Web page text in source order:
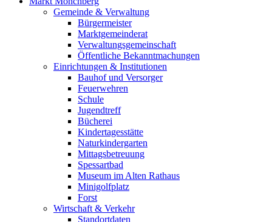
Gemeinde & Verwaltung
Bürgermeister
Marktgemeinderat
Verwaltungsgemeinschaft
Öffentliche Bekanntmachungen
Einrichtungen & Institutionen
Bauhof und Versorger
Feuerwehren
Schule
Jugendtreff
Bücherei
Kindertagesstätte
Naturkindergarten
Mittagsbetreuung
Spessartbad
Museum im Alten Rathaus
Minigolfplatz
Forst
Wirtschaft & Verkehr
Standortdaten